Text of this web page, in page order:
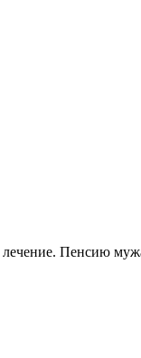
Пенсию